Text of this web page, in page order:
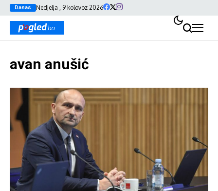
Danas Nedjelja , 9 kolovoz 2026
avan anušić